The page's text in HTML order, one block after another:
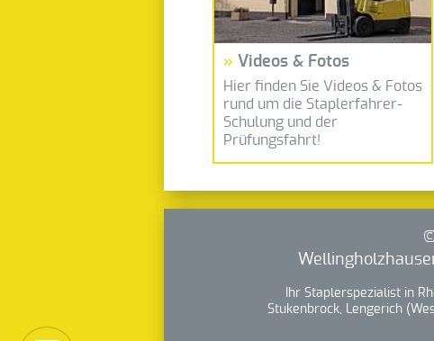
Videos & Fotos
Hier finden Sie Videos & Fotos
rund um die Staplerfahrer-
Schulung und der
Prüfungsfahrt!
Ihr Staplerspezialist in
Stukenbrock, Lengerich